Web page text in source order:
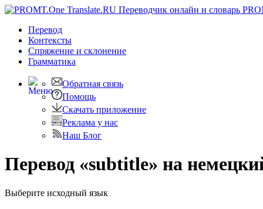
Перевод
Контексты
Спряжение и склонение
Грамматика
Обратная связь
Помощь
Скачать приложение
Реклама у нас
Наш Блог
Перевод «subtitle» на
Выберите исходный язык